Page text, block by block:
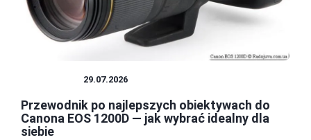
29.07.2026
Przewodnik po najlepszych obiektywach do
Canona EOS 1200D — jak wybrać idealny dla
siebie